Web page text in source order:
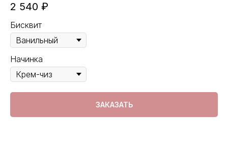
2 540 ₽
Бисквит
Начинка
ЗАКАЗАТЬ